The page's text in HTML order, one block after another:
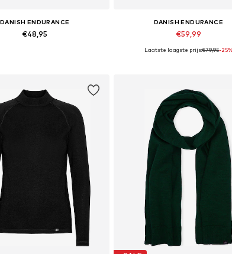
DANISH ENDURANCE
€48,95
DANISH ENDURANCE
€59,99
+3
Beschikbare maten: XS, S, M, L,
Laatste laagste prijs:€79,95-25%